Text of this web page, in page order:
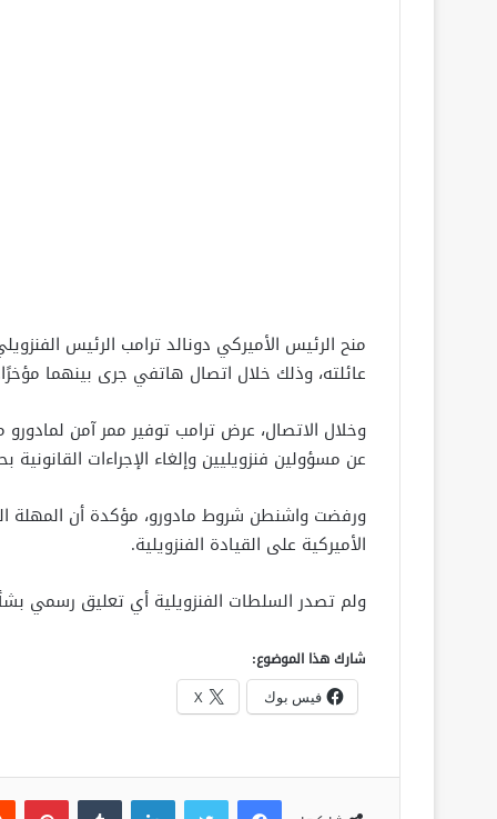
منح الرئيس الأميركي دونالد ترامب الرئيس
عائلته، وذلك خلال اتصال هاتفي جرى بينهما
وخلال الاتصال، عرض ترامب توفير ممر آمن
عن مسؤولين فنزويليين وإلغاء الإجراءات القانونية
ورفضت واشنطن شروط مادورو، مؤكدة أن المهلة
الأميركية على القيادة الفنزويلية.
ولم تصدر السلطات الفنزويلية أي تعليق رسمي
شارك هذا الموضوع:
فيس بوك X
فيسبوك لينكدإن بينتيريست